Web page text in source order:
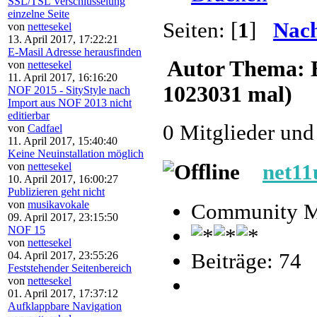
einzelne Seite
von nettesekel
13. April 2017, 17:22:21
E-Masil Adresse herausfinden
von nettesekel
11. April 2017, 16:16:20
NOF 2015 - SityStyle nach
Import aus NOF 2013 nicht
editierbar
von Cadfael
11. April 2017, 15:40:40
Keine Neuinstallation möglich
von nettesekel
10. April 2017, 16:00:27
Publizieren geht nicht
von musikavokale
09. April 2017, 23:15:50
NOF 15
von nettesekel
04. April 2017, 23:55:26
Feststehender Seitenbereich
von nettesekel
01. April 2017, 17:37:12
Aufklappbare Navigation
Seiten: [1]
AutorThema:
1023031 mal)
0 Mitglieder und
Community
Beiträge: 74